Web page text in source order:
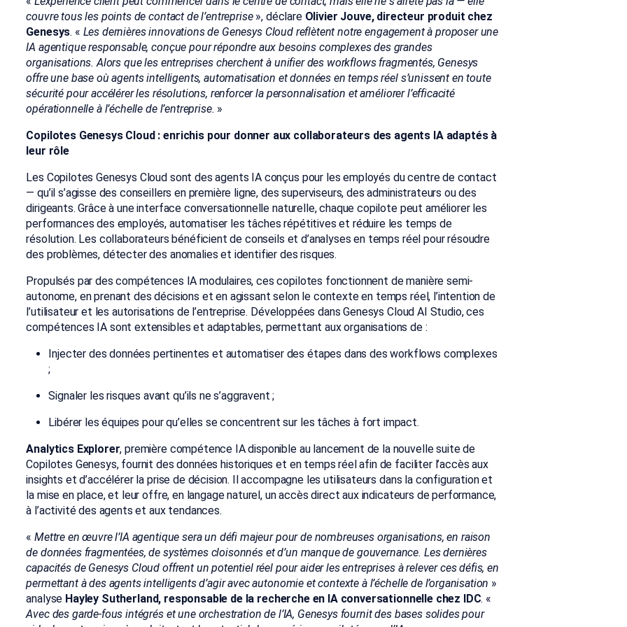
couvre tous les points de contact de l’entreprise», déclare Olivier Jouve, directeur produit chez
Genesys. « Les dernières innovations de Genesys Cloud reflètent notre engagement à proposer une
IA agentique responsable, conçue pour répondre aux besoins complexes des grandes
organisations. Alors que les entreprises cherchent à unifier des workflows fragmentés, Genesys
offre une base où agents intelligents, automatisation et données en temps réel s’unissent en toute
sécurité pour accélérer les résolutions, renforcer la personnalisation et améliorer l’efficacité
opérationnelle à l’échelle de l’entreprise. »
Copilotes Genesys Cloud : enrichis pour donner aux collaborateurs des agents IA adaptés à
leur rôle
Les Copilotes Genesys Cloud sont des agents IA conçus pour les employés du centre de contact
— qu’il s’agisse des conseillers en première ligne, des superviseurs, des administrateurs ou des
dirigeants. Grâce à une interface conversationnelle naturelle, chaque copilote peut améliorer les
performances des employés, automatiser les tâches répétitives et réduire les temps de
résolution. Les collaborateurs bénéficient de conseils et d’analyses en temps réel pour résoudre
des problèmes, détecter des anomalies et identifier des risques.
Propulsés par des compétences IA modulaires, ces copilotes fonctionnent de manière semi-
autonome, en prenant des décisions et en agissant selon le contexte en temps réel, l’intention de
l’utilisateur et les autorisations de l’entreprise. Développées dans Genesys Cloud AI Studio, ces
compétences IA sont extensibles et adaptables, permettant aux organisations de :
Injecter des données pertinentes et automatiser des étapes dans des workflows complexes
;
Signaler les risques avant qu’ils ne s’aggravent ;
Libérer les équipes pour qu’elles se concentrent sur les tâches à fort impact.
Analytics Explorer, première compétence IA disponible au lancement de la nouvelle suite de
Copilotes Genesys, fournit des données historiques et en temps réel afin de faciliter l’accès aux
insights et d’accélérer la prise de décision. Il accompagne les utilisateurs dans la configuration et
la mise en place, et leur offre, en langage naturel, un accès direct aux indicateurs de performance,
à l’activité des agents et aux tendances.
« Mettre en œuvre l’IA agentique sera un défi majeur pour de nombreuses organisations, en raison
de données fragmentées, de systèmes cloisonnés et d’un manque de gouvernance. Les dernières
capacités de Genesys Cloud offrent un potentiel réel pour aider les entreprises à relever ces défis, en
permettant à des agents intelligents d’agir avec autonomie et contexte à l’échelle de l’organisation »
analyse Hayley Sutherland, responsable de la recherche en IA conversationnelle chez IDC. «
Avec des garde-fous intégrés et une orchestration de l’IA, Genesys fournit des bases solides pour